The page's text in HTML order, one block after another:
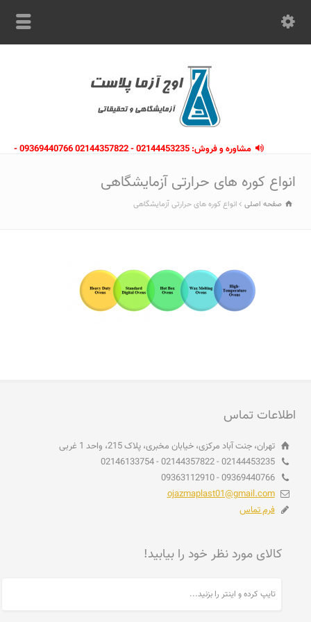
مشاوره و فروش: 02144453235 - 02144357822 09369440766 -
انواع کوره های حرارتی آزمایشگاهی
صفحه اصلی انواع کوره های حرارتی آزمایشگاهی
اطلاعات تماس
تهران، جنت آباد مرکزی، خیابان مخبری، پلاک 215، واحد 1 غربی
02144453235 - 02144357822 - 02146133754
09369440766 - 09363112910
ojazmaplast01@gmail.com
فرم تماس
کالای مورد نظر خود را بیابید!